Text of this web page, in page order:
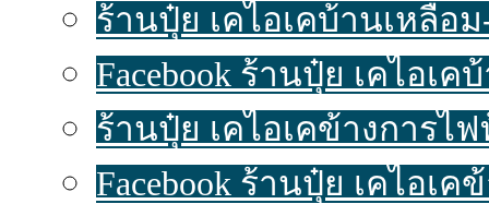
ร้านปุ๋ย เคไอเคบ้านเหลื่อ
Facebook ร้านปุ๋ย เคไอ
ร้านปุ๋ย เคไอเคข้างการ
Facebook ร้านปุ๋ย เคไอ